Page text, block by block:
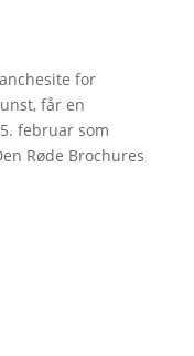
for
får en
februar som
Røde Brochures